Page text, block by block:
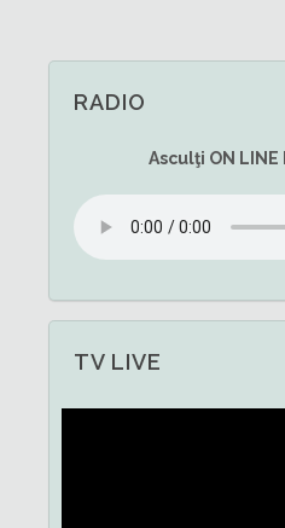
RADIO
Asculţi ON LINE
TV LIVE